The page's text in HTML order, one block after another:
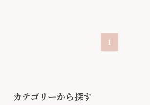
1
カテゴリーから探す